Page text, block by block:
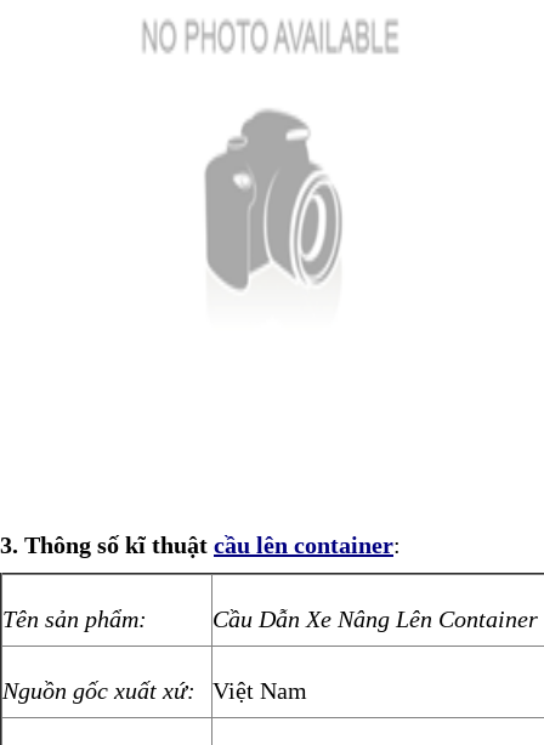
3. Thông số kĩ thuật cầu lên container:
Tên sản phẩm: Cầu Dẫn Xe Nâng Lên Container
Nguồn gốc xuất xứ: Việt Nam